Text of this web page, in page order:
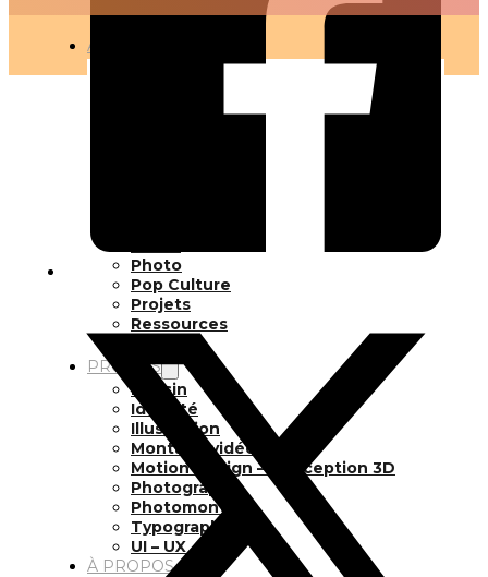
ARTICLES
Photo
Pop Culture
Projets
Ressources
PROJETS
Dessin
Identité
Illustration
Montage vidéo
Motion Design – Conception 3D
Photographie
Photomontage
Typographie
UI – UX
À PROPOS